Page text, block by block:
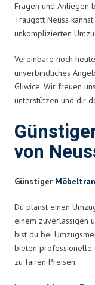
Fragen und Anliegen
Traugott Neuss
unkomplizierten
Vereinbare noch
unverbindliches
Gliwice. Wir freuen
unterstützen und dir
von
Günstiger
Du planst einen
einem zuverlässigen
bist du bei
bieten professionelle
zu fairen Preisen.